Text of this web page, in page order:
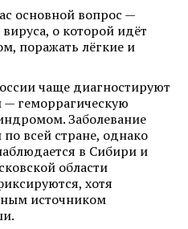
основной вопрос —
о которой идёт
поражать лёгкие и
чаще диагностируют
геморрагическую
Заболевание
по всей стране, однако
в Сибири и
области
хотя
источником